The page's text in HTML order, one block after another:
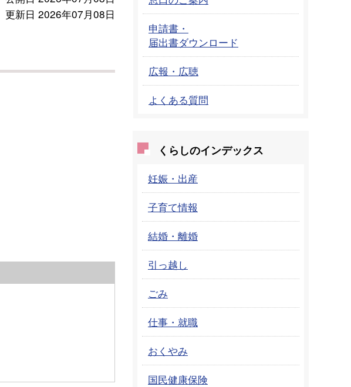
更新日 2026年07月08日
申請書・
届出書ダウンロード
広報・広聴
よくある質問
くらしのインデックス
妊娠・出産
子育て情報
結婚・離婚
引っ越し
ごみ
仕事・就職
おくやみ
国民健康保険